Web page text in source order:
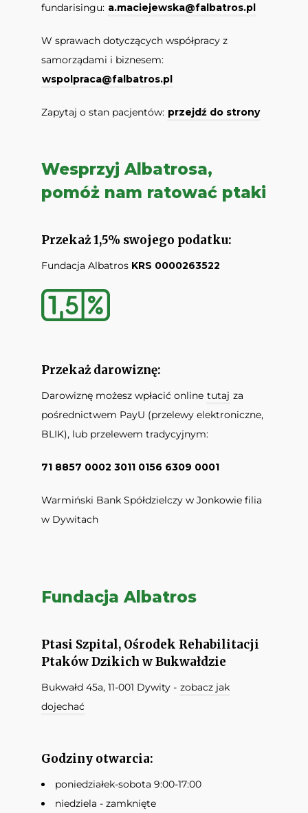
fundarisingu: a.maciejewska@falbatros.pl
W sprawach dotyczących współpracy z
samorządami i biznesem:
wspolpraca@falbatros.pl
Zapytaj o stan pacjentów: przejdź do strony
Wesprzyj Albatrosa,
pomóż nam ratować ptaki
Przekaż 1,5% swojego podatku:
Fundacja Albatros KRS 0000263522
Przekaż darowiznę:
Darowiznę możesz wpłacić online tutaj za
pośrednictwem PayU (przelewy elektroniczne,
BLIK), lub przelewem tradycyjnym:
71 8857 0002 3011 0156 6309 0001
Warmiński Bank Spółdzielczy w Jonkowie filia
w Dywitach
Fundacja Albatros
Ptasi Szpital, Ośrodek Rehabilitacji
Ptaków Dzikich w Bukwałdzie
Bukwałd 45a, 11-001 Dywity - zobacz jak
dojechać
Godziny otwarcia:
poniedziałek-sobota 9:00-17:00
niedziela - zamknięte